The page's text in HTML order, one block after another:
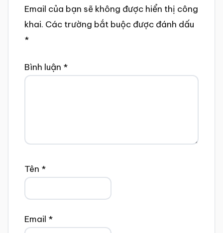
Email của bạn sẽ không được hiển thị công
khai. Các trường bắt buộc được đánh dấu
*
Bình luận *
Tên *
Email *